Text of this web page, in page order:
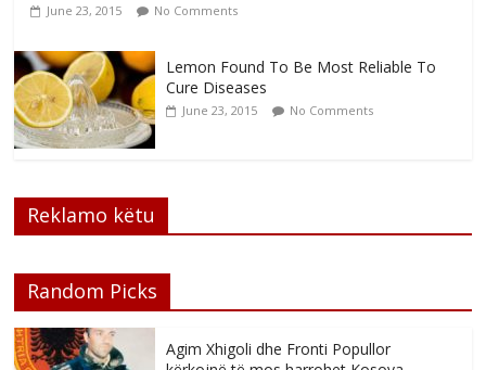
June 23, 2015 No Comments
Lemon Found To Be Most Reliable To
Cure Diseases
June 23, 2015 No Comments
Reklamo këtu
Random Picks
Agim Xhigoli dhe Fronti Popullor